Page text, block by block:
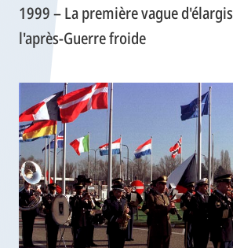
1999 – La première vague
l'après-Guerre froide